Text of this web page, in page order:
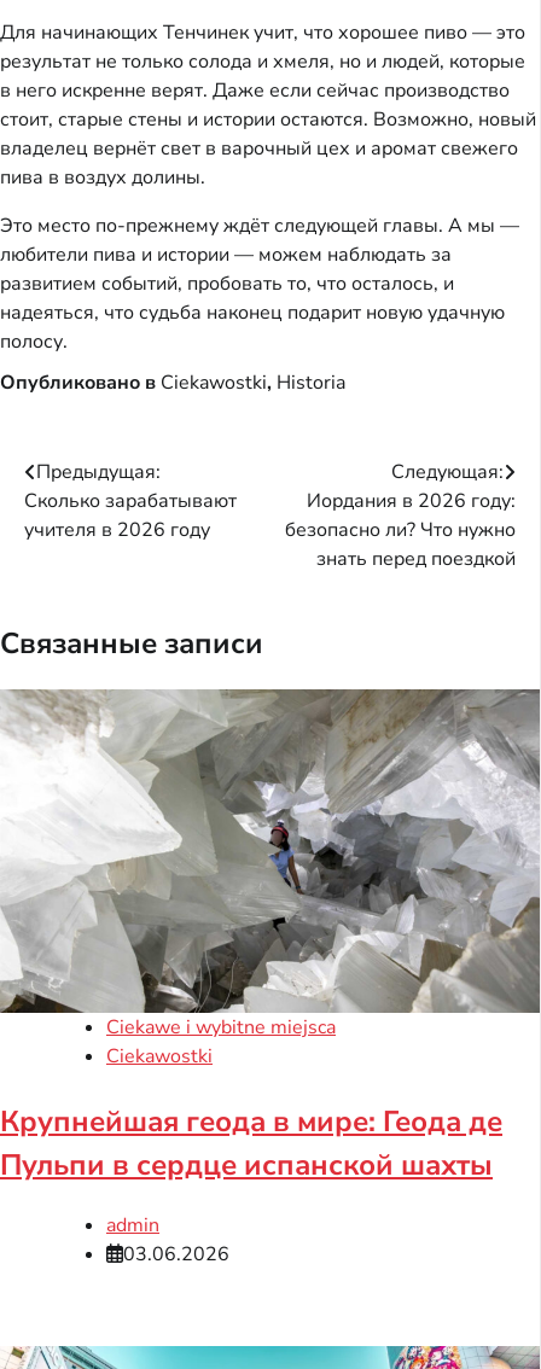
Для начинающих Тенчинек учит, что хорошее пиво — это
результат не только солода и хмеля, но и людей, которые
в него искренне верят. Даже если сейчас производство
стоит, старые стены и истории остаются. Возможно, новый
владелец вернёт свет в варочный цех и аромат свежего
пива в воздух долины.
Это место по-прежнему ждёт следующей главы. А мы —
любители пива и истории — можем наблюдать за
развитием событий, пробовать то, что осталось, и
надеяться, что судьба наконец подарит новую удачную
полосу.
Опубликовано в Ciekawostki, Historia
Навигация
по
Предыдущая:
Сколько зарабатывают
учителя в 2026 году
Следующая:
Иордания в 2026 году:
безопасно ли? Что нужно
знать перед поездкой
Связанные записи
Ciekawe i wybitne miejsca
Ciekawostki
Крупнейшая геода в мире: Геода де
Пульпи в сердце испанской шахты
admin
03.06.2026